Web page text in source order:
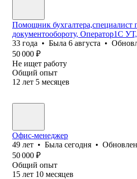
Помощник бухгалтера,специалист
документообороту, Оператор1С
33 года • Была 6 августа •
50 000 ₽
Не ищет работу
Общий опыт
12 лет 5 месяцев
Офис-менеджер
49 лет • Была сегодня •
50 000 ₽
Общий опыт
15 лет 10 месяцев